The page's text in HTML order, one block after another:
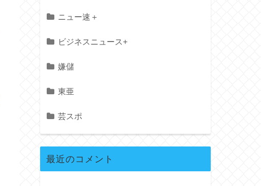
ニュー速＋
ビジネスニュース+
嫌儲
東亜
芸スポ
最近のコメント